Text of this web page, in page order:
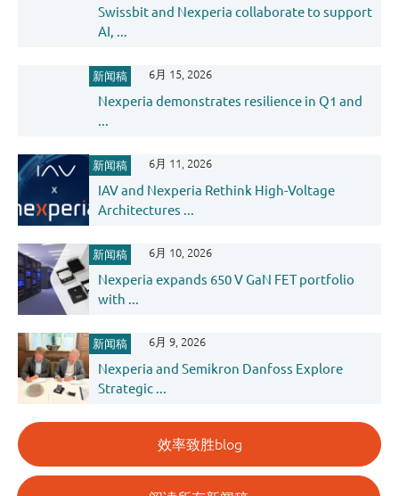
Swissbit and Nexperia collaborate to support
AI, ...
新闻稿 6月 15, 2026
Nexperia demonstrates resilience in Q1 and
...
新闻稿 6月 11, 2026
IAV and Nexperia Rethink High-Voltage
Architectures ...
新闻稿 6月 10, 2026
Nexperia expands 650 V GaN FET portfolio
with ...
新闻稿 6月 9, 2026
Nexperia and Semikron Danfoss Explore
Strategic ...
效率致胜blog